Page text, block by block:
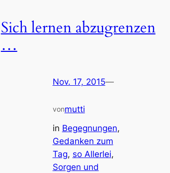
Sich lernen abzugrenzen
…
Nov. 17, 2015—
vonmutti
in Begegnungen
Gedanken zum
Tag, so Allerlei
Sorgen und